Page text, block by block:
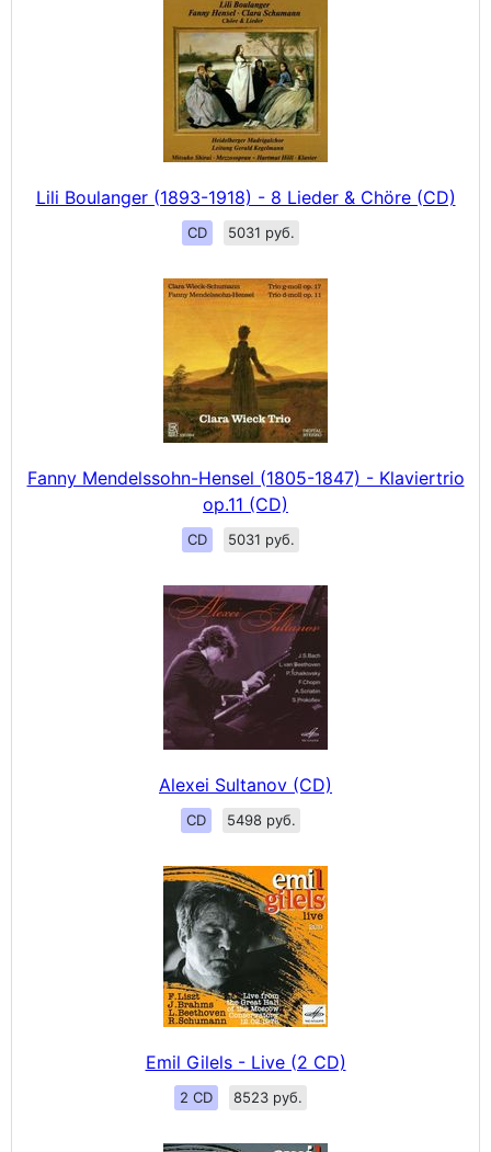
Lili Boulanger (1893-1918) - 8 Lieder & Chöre (CD)
CD 5031 руб.
Fanny Mendelssohn-Hensel (1805-1847) - Klaviertrio
op.11 (CD)
CD 5031 руб.
Alexei Sultanov (CD)
CD 5498 руб.
Emil Gilels - Live (2 CD)
2 CD 8523 руб.